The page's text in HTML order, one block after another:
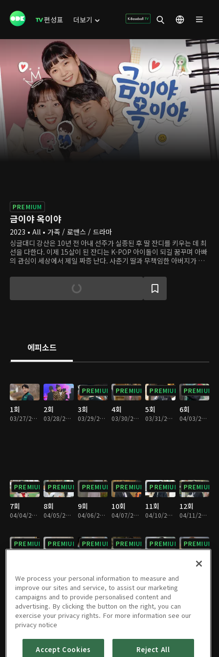
편성표 더보기
PREMIUM
금이야 옥이야
2023 • All • 가족 / 로맨스 / 드라마
싱글대디 강산은 10년 전 아내 선주가 실종된 후 딸 잔디를 키우는 데 최
선을 다한다. 이제 15살이 된 잔디는 K-POP 아이돌이 되길 꿈꾸며 아빠
의 관심이 세상에서 제일 짜증 난다. 사춘기 딸과 무책임한 아버지가 치
때, 한줄기 빛처럼 새로운 사랑이 찾아온다. 큰 식품기업 집안의 딸 미래
는 친부에게 버려지고 입양된 아픔이 있고, 자신처럼 상처받은 아이들의
치유를 돕고 싶다는 꿈을 품고 있다. 그 꿈을 실현하는 첫발을 내딛는 시
에피소드
1회
03/27/2023 • 28분
2회
03/28/2023 • 29분
PREMIUM
3회
03/29/2023 • 29분
PREMIUM
4회
03/30/2023 • 29분
PREMIUM
5회
03/31/2023 • 29분
PREMIUM
6회
04/03/2023 • 29분
PREMIUM
7회
04/04/2023 • 28분
PREMIUM
8회
04/05/2023 • 28분
PREMIUM
9회
04/06/2023 • 29분
PREMIUM
10회
04/07/2023 • 29분
PREMIUM
11회
04/10/2023 • 29분
PREMIUM
12회
04/11/2023 • 29분
PREMIUM PREMIUM PREMIUM PREMIUM PREMIUM PREMIUM
PREMIUM
19회
04/20/2023 • 28분
PREMIUM
20회
PREMIUM
21회
PREMIUM
22회
PREMIUM
23회 24회
We process your personal information to measure and
improve our sites and service, to assist our marketing
campaigns and to provide personalised content and
advertising. By clicking the button on the right, you can
exercise your privacy rights. For more information see our
privacy notice
Accept Cookies Reject All